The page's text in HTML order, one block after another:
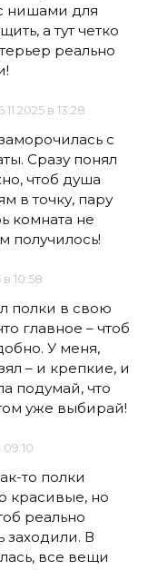
нишами для
а тут четко
реально
в 13:28
с
Сразу понял
чтоб душа
в точку, пару
комната не
получилось!
в 10:58
полки в свою
главное – чтоб
У меня,
– и крепкие, и
подумай, что
уже выбирай!
09:10
то полки
красивые, но
реально
заходили. В
все вещи